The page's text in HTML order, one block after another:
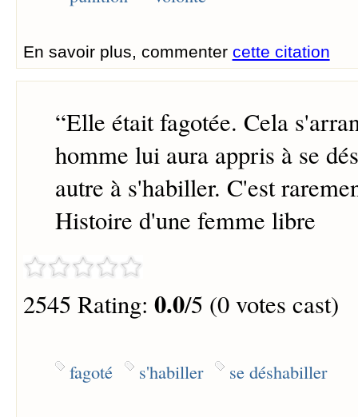
En savoir plus, commenter cette citation
“Elle était fagotée. Cela
homme lui aura appris à se
autre à s'habiller. C'est
Histoire d'une femme libre
2545 Rating: 0.0/5 (0 votes cast)
fagoté s'habiller se déshabiller